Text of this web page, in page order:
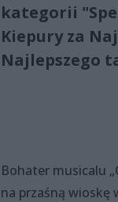
kategorii
Kiepury za
Najlepszego
Bohater musicalu
na przaśną wioskę